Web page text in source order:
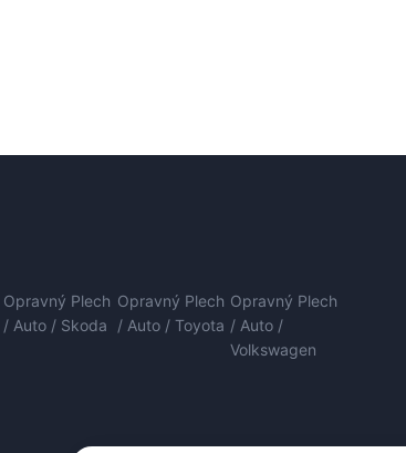
Opravný Plech
/ Auto / Skoda
Opravný Plech
/ Auto / Toyota
Opravný Plech
/ Auto /
Volkswagen